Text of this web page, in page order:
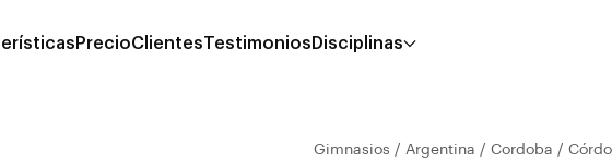
PrecioClientesTestimonios Disciplinas
Gimnasios / Argentina / Cordoba /